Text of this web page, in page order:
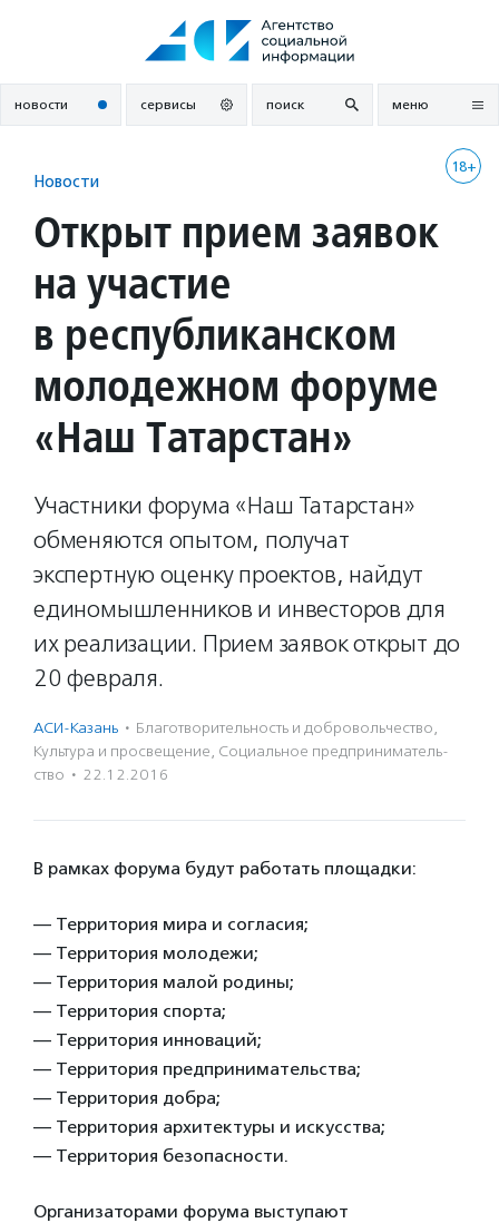
новости сервисы поиск меню
18+
Новости
Открыт прием заявок
на участие
в республиканском
молодежном форуме
«Наш Татарстан»
Участники форума «Наш Татарстан»
обменяются опытом, получат
экспертную оценку проектов, найдут
единомышленников и инвесторов для
их реализации. Прием заявок открыт до
20 февраля.
АСИ-Казань · Благотвори­тель­ность и доброволь­чест­во,
Культура и просвещение, Социальное предпри­нима­тель­
ство · 22.12.2016
В рамках форума будут работать площадки:
— Территория мира и согласия;
— Территория молодежи;
— Территория малой родины;
— Территория спорта;
— Территория инноваций;
— Территория предпринимательства;
— Территория добра;
— Территория архитектуры и искусства;
— Территория безопасности.
Организаторами форума выступают